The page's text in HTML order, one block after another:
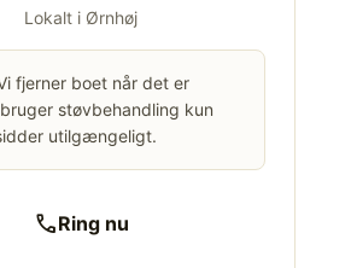
Lokalt i Ørnhøj
fjerner boet når det er
støvbehandling kun
utilgængeligt.
callRing nu